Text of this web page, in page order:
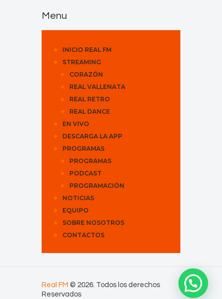
Menu
INICIO REAL FM
STREAMING
CORAZÓN
REAL VALLENATA
REAL RETRO
REAL DANCE
EN VIVO
DESCARGA LA APP
PROGRAMAS
PROGRAMAS
PODCAST
PROGRAMACIÓN
NOTICIAS
EQUIPO
SOBRE NOSOTROS
CONTACTOS
Real FM © 2026. Todos los derechos
Reservados